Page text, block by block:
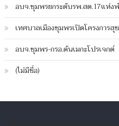
อบจ.ชุมพรยกระดับรพ.สต.17แห่
เทศบาลเมืองชุมพรเปิดโครงการ
อบจ.ชุมพร-กรอ.ดันเมกะโปรเจกต์
(ไม่มีชื่อ)